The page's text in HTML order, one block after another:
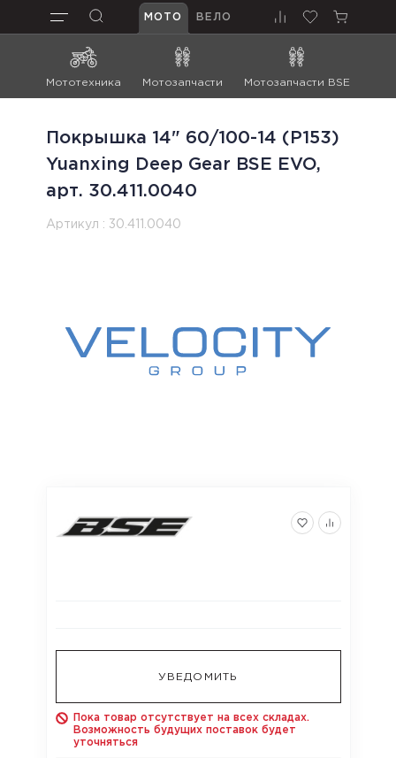
МОТО ВЕЛО
Мототехника Мотозапчасти Мотозапчасти BSE
Покрышка 14" 60/100-14 (P153)
Yuanxing Deep Gear BSE EVO,
арт. 30.411.0040
Артикул : 30.411.0040
УВЕДОМИТЬ
Пока товар отсутствует на всех складах.
Возможность будущих поставок будет
уточняться